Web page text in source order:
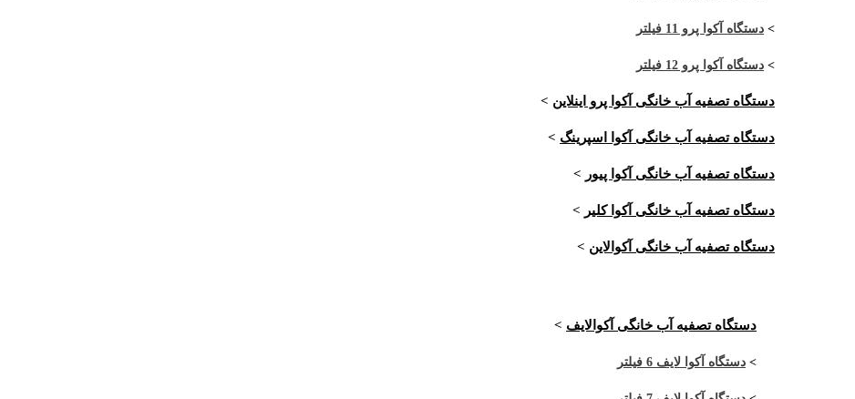
> دستگاه آکوا پرو 11 فیلتر
> دستگاه آکوا پرو 12 فیلتر
دستگاه تصفیه آب خانگی آکوا پرو اینلاین >
دستگاه تصفیه آب خانگی آکوا اسپرینگ >
دستگاه تصفیه آب خانگی آکوا پیور >
دستگاه تصفیه آب خانگی آکوا کلیر >
دستگاه تصفیه آب خانگی آکوالاین >
دستگاه تصفیه آب خانگی آکوالایف >
> دستگاه آکوا لایف 6 فیلتر